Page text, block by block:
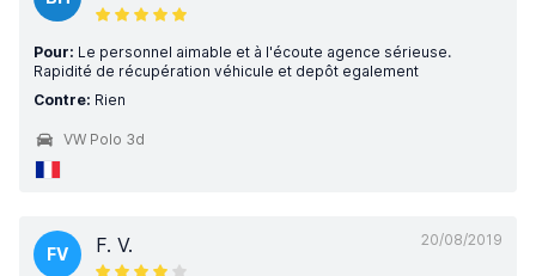
Pour: Le personnel aimable et à l'écoute agence sérieuse.
Rapidité de récupération véhicule et depôt egalement
Contre: Rien
VW Polo 3d
20/08/2019
FV F. V.